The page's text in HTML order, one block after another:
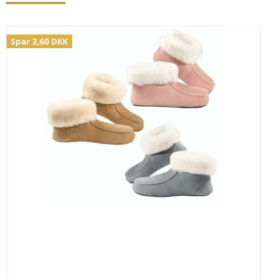
Spar 3,60 DKK